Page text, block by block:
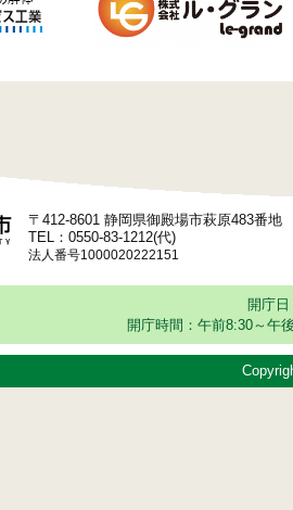
〒412-8601 静岡県御殿場市萩原483番地
TEL：0550-83-1212(代)
法人番号1000020222151
開庁日
開庁時間：午前8:30～午